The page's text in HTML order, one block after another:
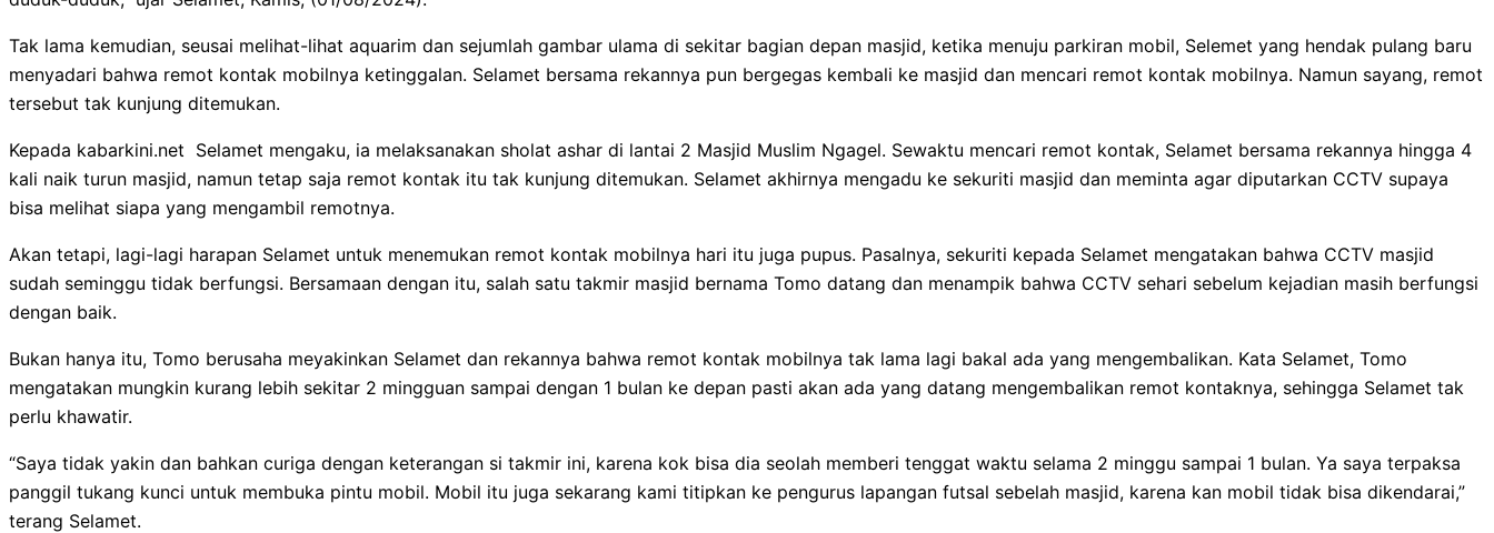
Tak lama kemudian, seusai melihat-lihat aquarim dan sejumlah gambar ulama di sekitar bagian depan masjid, ketika menuju parkiran mobil, Selemet yang hendak pulang baru
menyadari bahwa remot kontak mobilnya ketinggalan. Selamet bersama rekannya pun bergegas kembali ke masjid dan mencari remot kontak mobilnya. Namun sayang, remot
tersebut tak kunjung ditemukan.
Kepada kabarkini.net Selamet mengaku, ia melaksanakan sholat ashar di lantai 2 Masjid Muslim Ngagel. Sewaktu mencari remot kontak, Selamet bersama rekannya hingga 4
kali naik turun masjid, namun tetap saja remot kontak itu tak kunjung ditemukan. Selamet akhirnya mengadu ke sekuriti masjid dan meminta agar diputarkan CCTV supaya
bisa melihat siapa yang mengambil remotnya.
Akan tetapi, lagi-lagi harapan Selamet untuk menemukan remot kontak mobilnya hari itu juga pupus. Pasalnya, sekuriti kepada Selamet mengatakan bahwa CCTV masjid
sudah seminggu tidak berfungsi. Bersamaan dengan itu, salah satu takmir masjid bernama Tomo datang dan menampik bahwa CCTV sehari sebelum kejadian masih berfungsi
dengan baik.
Bukan hanya itu, Tomo berusaha meyakinkan Selamet dan rekannya bahwa remot kontak mobilnya tak lama lagi bakal ada yang mengembalikan. Kata Selamet, Tomo
mengatakan mungkin kurang lebih sekitar 2 mingguan sampai dengan 1 bulan ke depan pasti akan ada yang datang mengembalikan remot kontaknya, sehingga Selamet tak
perlu khawatir.
“Saya tidak yakin dan bahkan curiga dengan keterangan si takmir ini, karena kok bisa dia seolah memberi tenggat waktu selama 2 minggu sampai 1 bulan. Ya saya terpaksa
panggil tukang kunci untuk membuka pintu mobil. Mobil itu juga sekarang kami titipkan ke pengurus lapangan futsal sebelah masjid, karena kan mobil tidak bisa dikendarai,”
terang Selamet.